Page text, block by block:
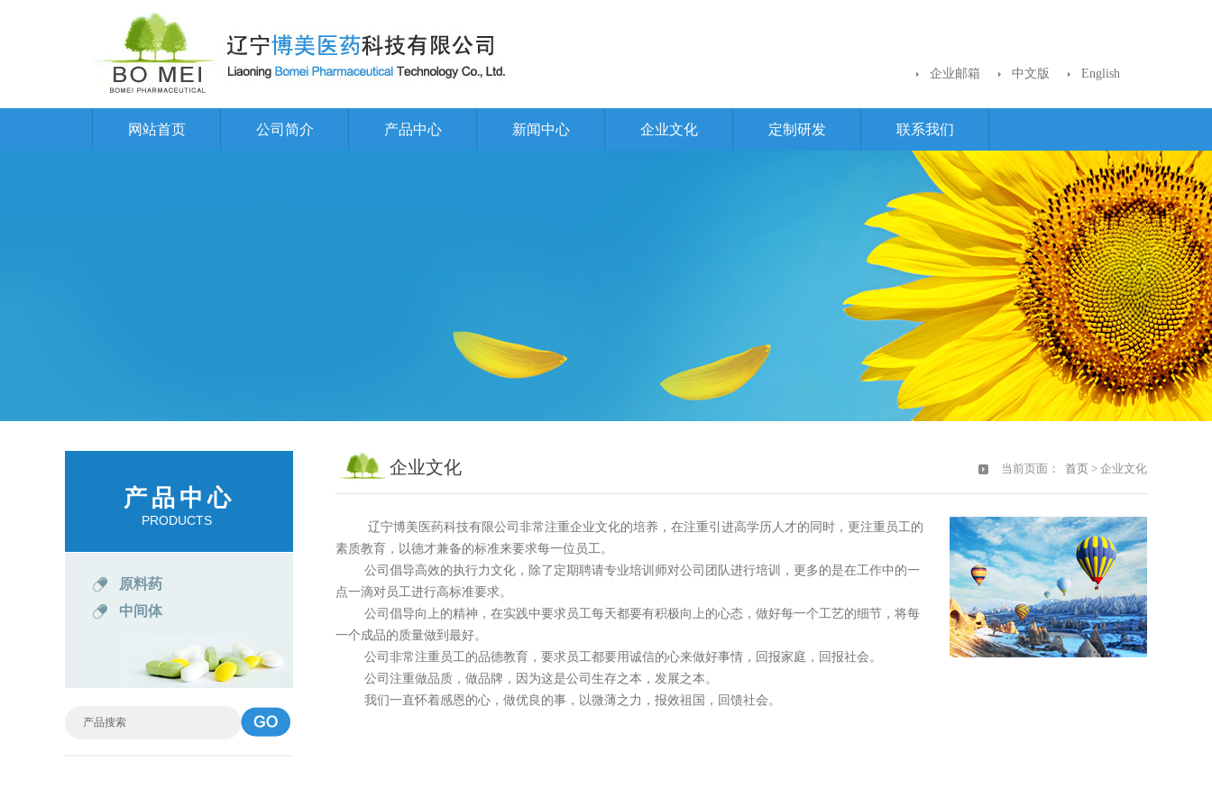
企业邮箱 中文版 English
网站首页 公司简介 产品中心 新闻中心 企业文化 定制研发 联系我们
产品中心
PRODUCTS
原料药
中间体
当前页面： 首页 > 企业文化
企业文化
辽宁博美医药科技有限公司 非常注重企业文化的培养，在注重引进高学历人才的同时，更注重员工的
素质教育，以德才兼备的标准来要求每一位员工。
公司倡导高效的执行力文化，除了定期聘请专业培训师对公司团队进行培训，更多的是在工作中的一
点一滴对员工进行高标准要求。
公司倡导向上的精神，在实践中要求员工每天都要有积极向上的心态，做好每一个工艺的细节，将每
一个成品的质量做到最好。
公司非常注重员工的品德教育，要求员工都要用诚信的心来做好事情，回报家庭，回报社会。
公司注重做品质，做品牌，因为这是公司生存之本，发展之本。
我们一直怀着感恩的心，做优良的事，以微薄之力，报效祖国，回馈社会。